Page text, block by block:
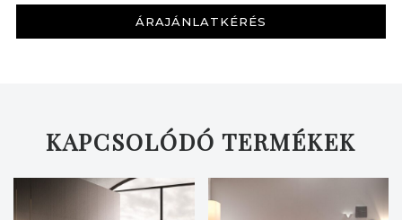
ÁRAJÁNLATKÉRÉS
KAPCSOLÓDÓ TERMÉKEK